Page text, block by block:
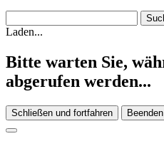
Laden...
Bitte warten Sie,
abgerufen werden...
Schließen und fortfahren